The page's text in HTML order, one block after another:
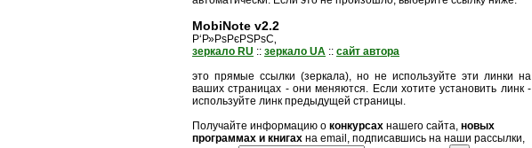
MobiNote v2.2
Р‘Р»РѕРєРЅРѕС‚
зеркало RU :: зеркало UA :: сайт автора
это прямые ссылки (зеркала), но не используйте эти линки на
ваших страницах - они меняются. Если хотите установить линк -
используйте линк предыдущей страницы.
Получайте информацию о конкурсах нашего сайта, новых
программах и книгах на email, подписавшись на наши рассылки,